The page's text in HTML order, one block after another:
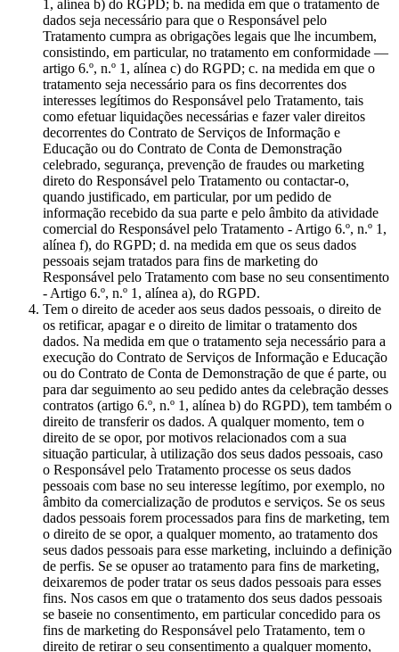
1, alínea b) do RGPD; b. na medida em que o tratamento de
dados seja necessário para que o Responsável pelo
Tratamento cumpra as obrigações legais que lhe incumbem,
consistindo, em particular, no tratamento em conformidade —
artigo 6.º, n.º 1, alínea c) do RGPD; c. na medida em que o
tratamento seja necessário para os fins decorrentes dos
interesses legítimos do Responsável pelo Tratamento, tais
como efetuar liquidações necessárias e fazer valer direitos
decorrentes do Contrato de Serviços de Informação e
Educação ou do Contrato de Conta de Demonstração
celebrado, segurança, prevenção de fraudes ou marketing
direto do Responsável pelo Tratamento ou contactar-o,
quando justificado, em particular, por um pedido de
informação recebido da sua parte e pelo âmbito da atividade
comercial do Responsável pelo Tratamento - Artigo 6.º, n.º 1,
alínea f), do RGPD; d. na medida em que os seus dados
pessoais sejam tratados para fins de marketing do
Responsável pelo Tratamento com base no seu consentimento
- Artigo 6.º, n.º 1, alínea a), do RGPD.
Tem o direito de aceder aos seus dados pessoais, o direito de
os retificar, apagar e o direito de limitar o tratamento dos
dados. Na medida em que o tratamento seja necessário para a
execução do Contrato de Serviços de Informação e Educação
ou do Contrato de Conta de Demonstração de que é parte, ou
para dar seguimento ao seu pedido antes da celebração desses
contratos (artigo 6.º, n.º 1, alínea b) do RGPD), tem também o
direito de transferir os dados. A qualquer momento, tem o
direito de se opor, por motivos relacionados com a sua
situação particular, à utilização dos seus dados pessoais, caso
o Responsável pelo Tratamento processe os seus dados
pessoais com base no seu interesse legítimo, por exemplo, no
âmbito da comercialização de produtos e serviços. Se os seus
dados pessoais forem processados para fins de marketing, tem
o direito de se opor, a qualquer momento, ao tratamento dos
seus dados pessoais para esse marketing, incluindo a definição
de perfis. Se se opuser ao tratamento para fins de marketing,
deixaremos de poder tratar os seus dados pessoais para esses
fins. Nos casos em que o tratamento dos seus dados pessoais
se baseie no consentimento, em particular concedido para os
fins de marketing do Responsável pelo Tratamento, tem o
direito de retirar o seu consentimento a qualquer momento,